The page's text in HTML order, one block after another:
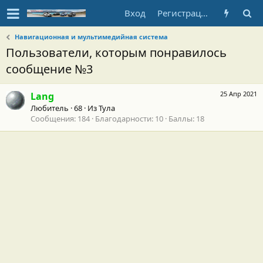
Вход Регистрация
Навигационная и мультимедийная система
Пользователи, которым понравилось
сообщение №3
25 Апр 2021
Lang
Любитель ·68 · ИзТула
Сообщения 184 Благодарности 10 Баллы 18